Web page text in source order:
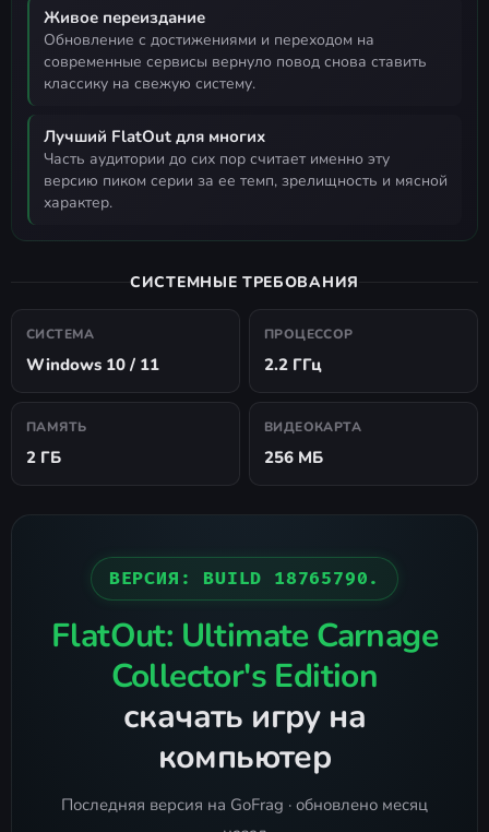
Живое переиздание
обновление с достижениями и переходом на
современные сервисы вернуло повод снова ставить
классику на свежую систему.
Лучший FlatOut для многих
часть аудитории до сих пор считает именно эту
версию пиком серии за ее темп, зрелищность и мясной
характер.
СИСТЕМНЫЕ ТРЕБОВАНИЯ
СИСТЕМА
Windows 10 / 11
ПРОЦЕССОР
2.2 ГГц
ПАМЯТЬ
2 ГБ
ВИДЕОКАРТА
256 МБ
ВЕРСИЯ: BUILD 18765790.
FlatOut: Ultimate Carnage
Collector's Edition
скачать игру на
компьютер
Последняя версия на GoFrag · обновлено месяц